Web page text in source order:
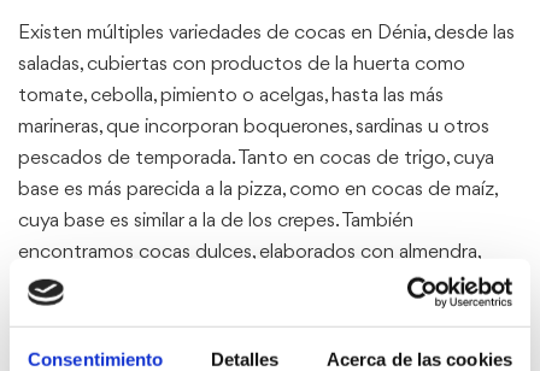
Consentimiento Detalles Acerca de las cookies
Existen múltiples variedades de cocas en Dénia, desde las
saladas, cubiertas con productos de la huerta como
tomate, cebolla, pimiento o acelgas, hasta las más
marineras, que incorporan boquerones, sardinas u otros
pescados de temporada. Tanto en cocas de trigo, cuya
base es más parecida a la pizza, como en cocas de maíz,
cuya base es similar a la de los crepes. También
encontramos cocas dulces, elaborados con almendra,
calabaza o frutas, que ponen en valor los productos
locales y ofrecen un contraste perfecto de sabores.